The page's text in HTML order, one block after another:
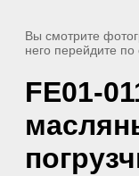
Вы смотрите
него перейдите по
FE01-